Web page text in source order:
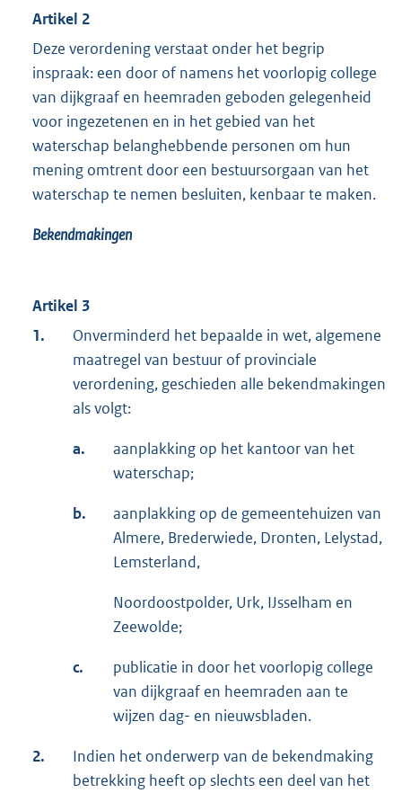
Artikel 2
Deze verordening verstaat onder het begrip
inspraak: een door of namens het voorlopig college
van dijkgraaf en heemraden geboden gelegenheid
voor ingezetenen en in het gebied van het
waterschap belanghebbende personen om hun
mening omtrent door een bestuursorgaan van het
waterschap te nemen besluiten, kenbaar te maken.
Bekendmakingen
Artikel 3
1.
Onverminderd het bepaalde in wet, algemene
maatregel van bestuur of provinciale
verordening, geschieden alle bekendmakingen
als volgt:
a.
aanplakking op het kantoor van het
waterschap;
b.
aanplakking op de gemeentehuizen van
Almere, Brederwiede, Dronten, Lelystad,
Lemsterland,
Noordoostpolder, Urk, IJsselham en
Zeewolde;
c.
publicatie in door het voorlopig college
van dijkgraaf en heemraden aan te
wijzen dag- en nieuwsbladen.
2.
Indien het onderwerp van de bekendmaking
betrekking heeft op slechts een deel van het